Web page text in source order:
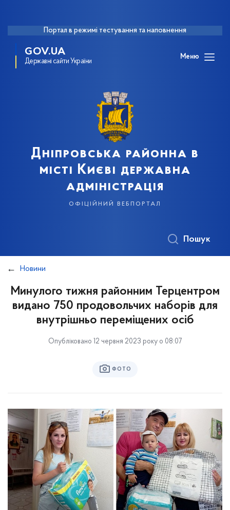
Портал в режимі тестування та наповнення
GOV.UA
Державні сайти України
Меню
Дніпровська районна в
місті Києві державна
адміністрація
офіційний вебпортал
Пошук
Новини
Минулого тижня районним Терцентром
видано 750 продовольчих наборів для
внутрішньо переміщених осіб
Опубліковано 12 червня 2023 року о 08:07
ФОТО